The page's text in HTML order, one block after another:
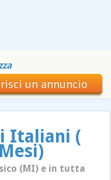
un annuncio
Italiani (
(MI) e in tutta